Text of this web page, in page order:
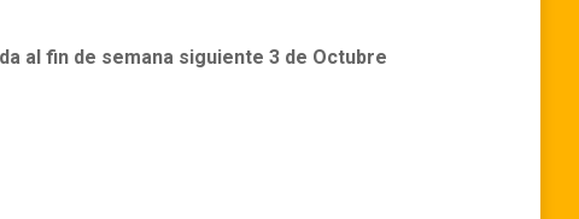
al fin de semana siguiente 3 de Octubre